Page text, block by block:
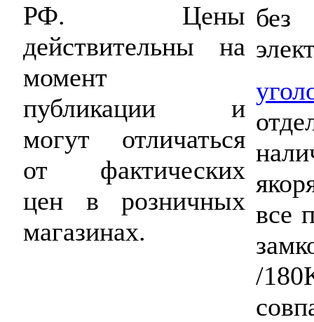
РФ. Цены
действительны на
момент
публикации и
могут отличаться
от фактических
цен в розничных
магазинах.
без
все
/